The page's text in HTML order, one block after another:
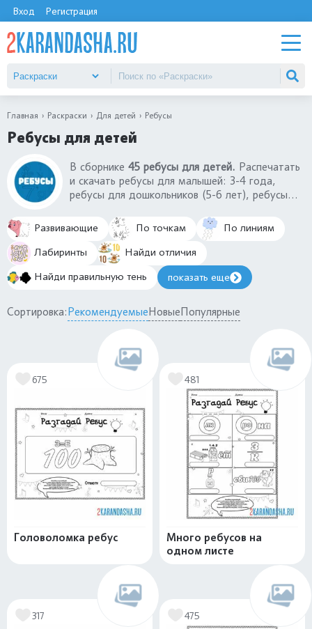
Вход Регистрация
Главная Раскраски Для детей Ребусы
Ребусы для детей
В сборнике 45 ребусы для детей. Распечатать
и скачать ребусы для малышей: 3-4 года,
ребусы для дошкольников (5-6 лет), ребусы
для детей - это развивающие картинки-
раскраски с зашифрованными словами.
Решение головоломок в виде ребусов
развивает нестандартное мышление ребенка.
Развивающие По точкам
По линиям
Лабиринты
Найди отличия
Найди правильную тень
показать еще
Сортировка:РекомендуемыеНовыеПопулярные
675
Головоломка ребус
481
Много ребусов на
одном листе
317 475